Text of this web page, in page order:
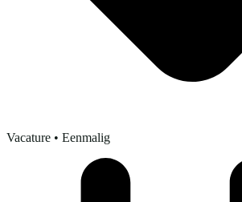
Vacature • Eenmalig